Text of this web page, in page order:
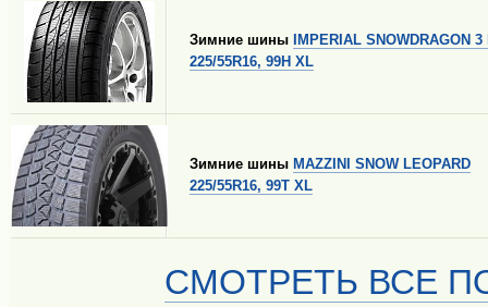
Зимние шины
IMPERIAL SNOWDRAGON
225/55R16, 99H XL
Зимние шины MAZZINI SNOW LEOPARD
225/55R16, 99T XL
СМОТРЕТЬ ВСЕ